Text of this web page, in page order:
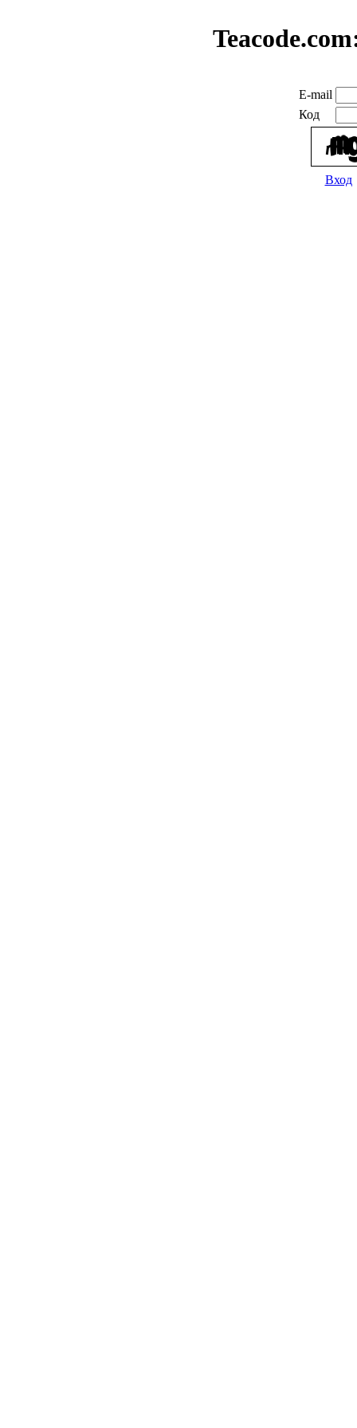
E-mail
Код
Вход